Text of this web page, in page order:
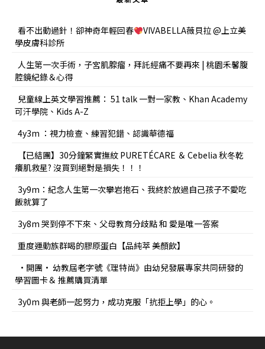
看不出動過針！卻神奇年輕回春
VIVABELLA薇貝拉 @上立美
學皮膚科診所
人生第一次手術，子宮肌腺瘤，拜託經痛不要再來 | 桃園禾馨腹
腔鏡紀錄＆心得
兒童線上英文學習推薦： 51 talk 一對一家教、Khan Academy
可汗學院、Kids A-Z
4y3m ：視力檢查、練習犯錯、認識華德福
【已結團】30分鐘緊實撫紋 PURETÉCARE ＆ Cebelia 秋冬乾
癢肌救星? 沒買到絕對是損失！！！
3y9m：紀念人生第一次攀岩抱石、我終於放過自己孩子不愛吃
飯就算了
3y8m 哭到停不下來、父母教育分歧點 和 愛是唯一答案
重度運動族群喝的膠原蛋白【品純萃 美顏飲】
•開團• 幼教屆老字號《理特尚》由幼兒發展專家共同研發的
學習圖卡＆ 推薦購買清單
3y0m 與老師一起努力，成功克服「抗拒上學」的心。